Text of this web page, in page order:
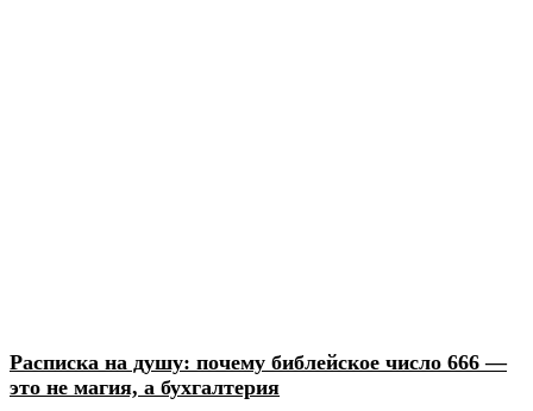
Расписка на душу: почему библейское число 666 —
это не магия, а бухгалтерия